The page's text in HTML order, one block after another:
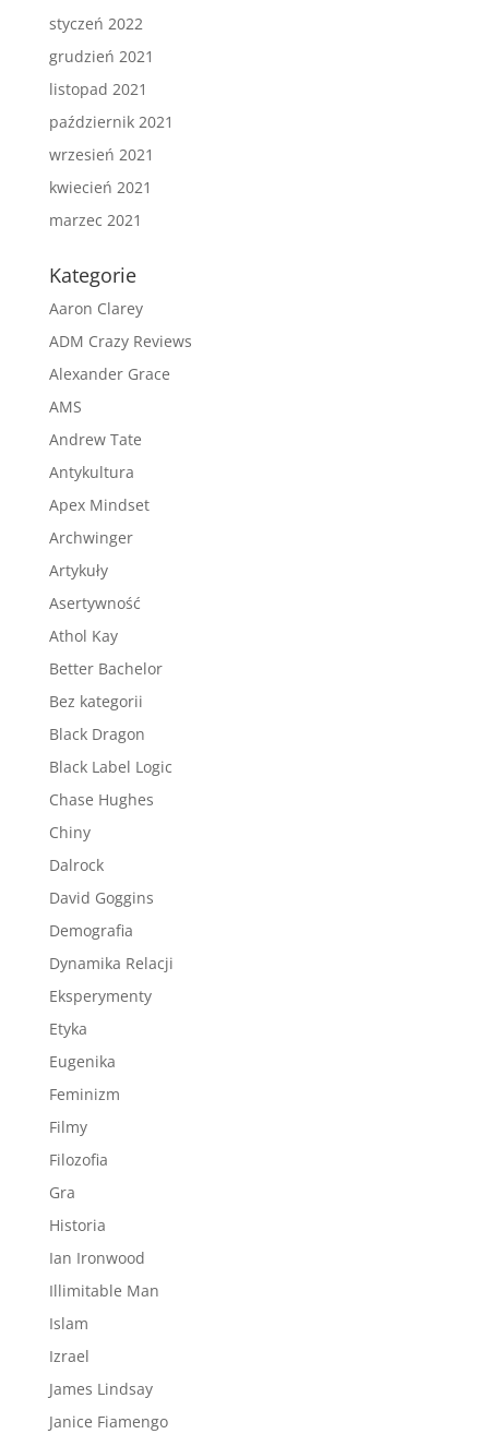
styczeń 2022
grudzień 2021
listopad 2021
październik 2021
wrzesień 2021
kwiecień 2021
marzec 2021
Kategorie
Aaron Clarey
ADM Crazy Reviews
Alexander Grace
AMS
Andrew Tate
Antykultura
Apex Mindset
Archwinger
Artykuły
Asertywność
Athol Kay
Better Bachelor
Bez kategorii
Black Dragon
Black Label Logic
Chase Hughes
Chiny
Dalrock
David Goggins
Demografia
Dynamika Relacji
Eksperymenty
Etyka
Eugenika
Feminizm
Filmy
Filozofia
Gra
Historia
Ian Ironwood
Illimitable Man
Islam
Izrael
James Lindsay
Janice Fiamengo